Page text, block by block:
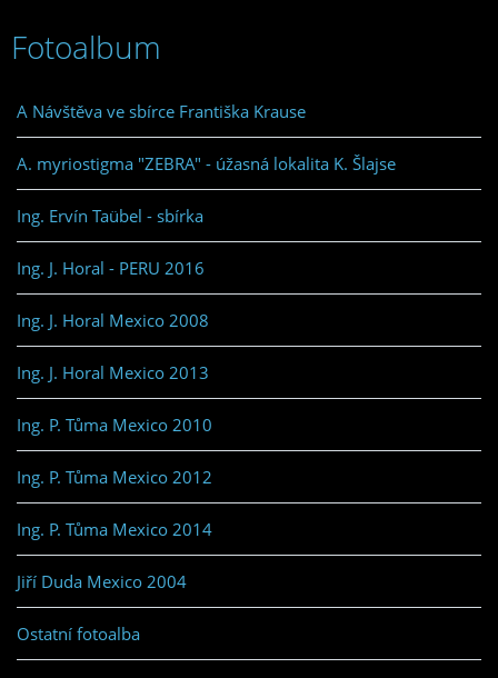
Fotoalbum
A Návštěva ve sbírce Františka Krause
A. myriostigma "ZEBRA" - úžasná lokalita K. Šlajse
Ing. Ervín Taübel - sbírka
Ing. J. Horal - PERU 2016
Ing. J. Horal Mexico 2008
Ing. J. Horal Mexico 2013
Ing. P. Tůma Mexico 2010
Ing. P. Tůma Mexico 2012
Ing. P. Tůma Mexico 2014
Jiří Duda Mexico 2004
Ostatní fotoalba